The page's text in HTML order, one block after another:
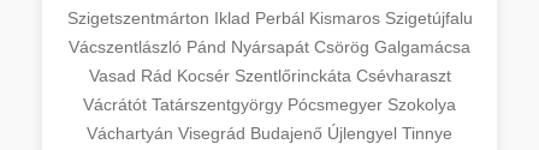
Szigetszentmárton Iklad Perbál Kismaros Szigetújfalu
Vácszentlászló Pánd Nyársapát Csörög Galgamácsa
Vasad Rád Kocsér Szentlőrinckáta Csévharaszt
Vácrátót Tatárszentgyörgy Pócsmegyer Szokolya
Váchartyán Visegrád Budajenő Újlengyel Tinnye